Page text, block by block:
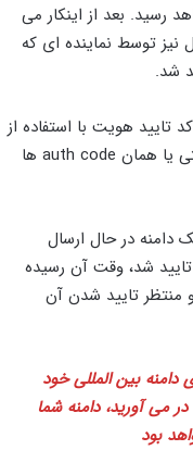
رسید. بعد از اینکار می
نیز توسط نماینده ای که
شد.
تایید هویت با استفاده از
EPP، کدهای مخفی و یا کدهای احراز هویتی یا همان auth code ها
دامنه در حال ارسال
شد، وقت آن رسیده
منتظر تایید شدن آن
دامنه بین المللی خود
در می آورید، دامنه شما